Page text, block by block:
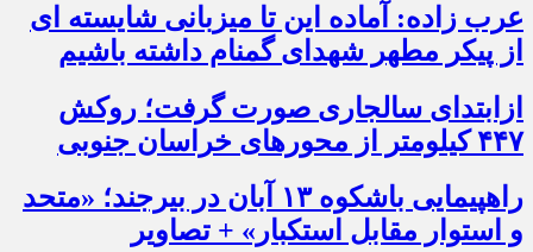
عرب زاده: آماده این تا میزبانی شایسته ای
از پیکر مطهر شهدای گمنام داشته باشیم
ازابتدای سالجاری صورت گرفت؛ روکش
۴۴۷ کیلومتر از محورهای خراسان جنوبی
راهپیمایی باشکوه ۱۳ آبان در بیرجند؛ «متحد
و استوار مقابل استکبار» + تصاویر